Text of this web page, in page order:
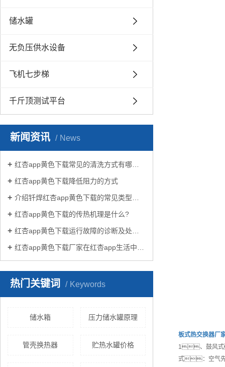
储水罐
无负压供水设备
飞机七步梯
千斤顶测试平台
新闻资讯 News
红杏app黄色下载常见的清洗方式有哪些？
红杏app黄色下载降低阻力的方式
介绍钎焊红杏app黄色下载的常见类型有哪些
红杏app黄色下载的传热机理是什么?
红杏app黄色下载运行故障的诊断及处理方法
红杏app黄色下载厂家在红杏app生活中有哪些作用？
热门关键词 Keywords
储水箱 压力储水罐原理
管壳换热器 贮热水罐价格
板式热交换器厂
1、鼓风式
式：空气